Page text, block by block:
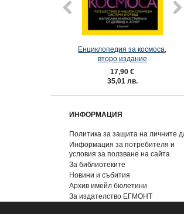
Енциклопедия за космоса,
второ издание
17,90 €
35,01 лв.
ИНФОРМАЦИЯ
Политика за защита на личните
Информация за потребителя и
условия за ползване на сайта
За библиотеките
Новини и събития
Архив имейл бюлетини
За издателство ЕГМОНТ